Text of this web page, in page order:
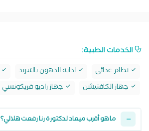
الخدمات الطبية:
نظام غذائي اذابه الدهون بالتبريد
جهاز الكافتيشن
جهاز راديو فريكونسي
ما هو أقرب ميعاد لدكتورة رنا رفعت هلالي؟